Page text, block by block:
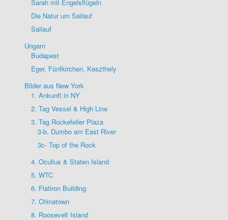
Sarah mit Engelsflügeln
Die Natur um Sailauf
Sailauf
Ungarn
Budapest
Eger, Fünfkirchen, Keszthely
Bilder aus New York
1. Ankunft in NY
2. Tag Vessel & High Line
3. Tag Rockefeller Plaza
3-b. Dumbo am East River
3c- Top of the Rock
4. Ocullus & Staten Island
5. WTC
6. Flatiron Building
7. Chinatown
8. Roosevelt Island